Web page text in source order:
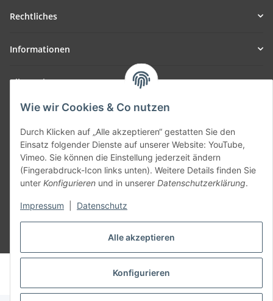
Alle akzeptieren
Konfigurieren
Wie wir Cookies & Co nutzen
Durch Klicken auf „Alle akzeptieren“ gestatten Sie den
Einsatz folgender Dienste auf unserer Website: YouTube,
Vimeo. Sie können die Einstellung jederzeit ändern
(Fingerabdruck-Icon links unten). Weitere Details finden Sie
unter Konfigurieren und in unserer Datenschutzerklärung.
Impressum Datenschutz
Rechtliches
Informationen
Allgemein
Teil unseres Netzwerks:
SmoliTec - Safety. Simplified. Worldwide. ( B2B Shop )
Vertrag widerrufen
* Alle Preise inkl. gesetzlicher USt., zzgl.Versand
© voltmaster.de
Powered byJTL-Shop